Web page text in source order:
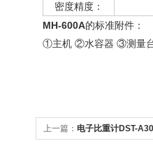
密度精度：
MH-600A的标准附件：
①主机 ②水容器 ③测量
上一篇： 电子比重计DST-